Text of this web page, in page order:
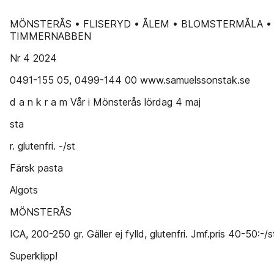
MÖNSTERÅS • FLISERYD • ÅLEM • BLOMSTERMÅLA •
TIMMERNABBEN
Nr 4 2024
0491-155 05, 0499-144 00 www.samuelssonstak.se
d a n k r a m Vår i Mönsterås lördag 4 maj
sta
r. glutenfri. -/st
Färsk pasta
Algots
MÖNSTERÅS
ICA, 200-250 gr. Gäller ej fylld, glutenfri. Jmf.pris 40-50:-/
Superklipp!